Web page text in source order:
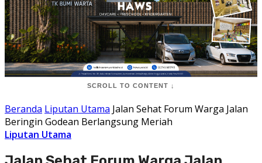
SCROLL TO CONTENT ↓
Beranda Liputan Utama Jalan Sehat Forum Warga Jalan
Beringin Godean Berlangsung Meriah
Liputan Utama